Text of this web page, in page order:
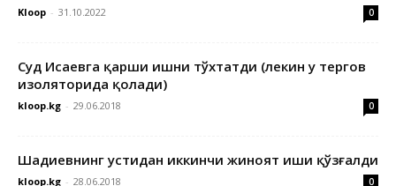
Kloop - 31.10.2022 0
Суд Исаевга қарши ишни тўхтатди (лекин у тергов
изоляторида қолади)
kloop.kg - 29.06.2018 0
Шадиевнинг устидан иккинчи жиноят иши қўзғалди
kloop.kg - 28.06.2018 0